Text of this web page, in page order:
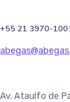
+55 21 3970-
Av. Ataulfo de